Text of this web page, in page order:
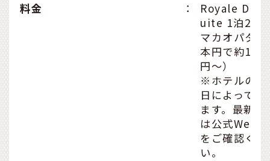
料金
：
Royale
uite 1泊2名
マカオパタ
本円で約
円〜）
※ホテルの価
日によって変
ます。最新の
は公式Web
をご確認く
い。